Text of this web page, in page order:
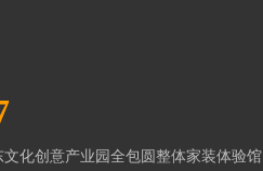
化创意产业园全包圆整体家装体验馆